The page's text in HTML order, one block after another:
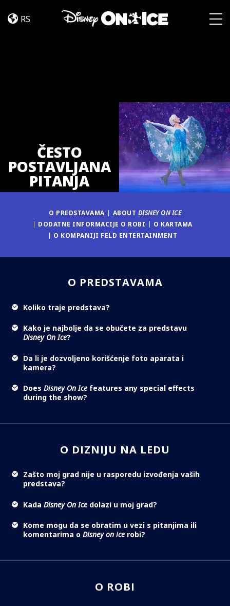
RS
ČESTO
POSTAVLJANA
PITANJA
O PREDSTAVAMA ABOUT DISNEY ON ICE
DODATNE INFORMACIJE O ROBI
O KARTAMA
O KOMPANIJI FELD ENTERTAINMENT
O PREDSTAVAMA
Koliko traje predstava?
Kako je najbolje da se obučete za predstavu
Disney On Ice?
Da li je dozvoljeno korišćenje foto aparata i
kamera?
Does Disney On Ice features any special effects
during the show?
O DIZNIJU NA LEDU
Zašto moj grad nije u rasporedu izvođenja vaših
predstava?
Kada Disney On Ice dolazi u moj grad?
Kome mogu da se obratim u vezi s pitanjima ili
komentarima o Disney on ice robi?
O ROBI